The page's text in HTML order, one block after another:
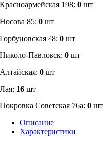
​Красноармейская 198: 0 шт
Носова 85: 0 шт
​Горбуновская 48: 0 шт
​Николо-Павловск: 0 шт
Алтайская: 0 шт
Лая: 16 шт
Покровка Советская 76а: 0 шт
Описание
Характеристики